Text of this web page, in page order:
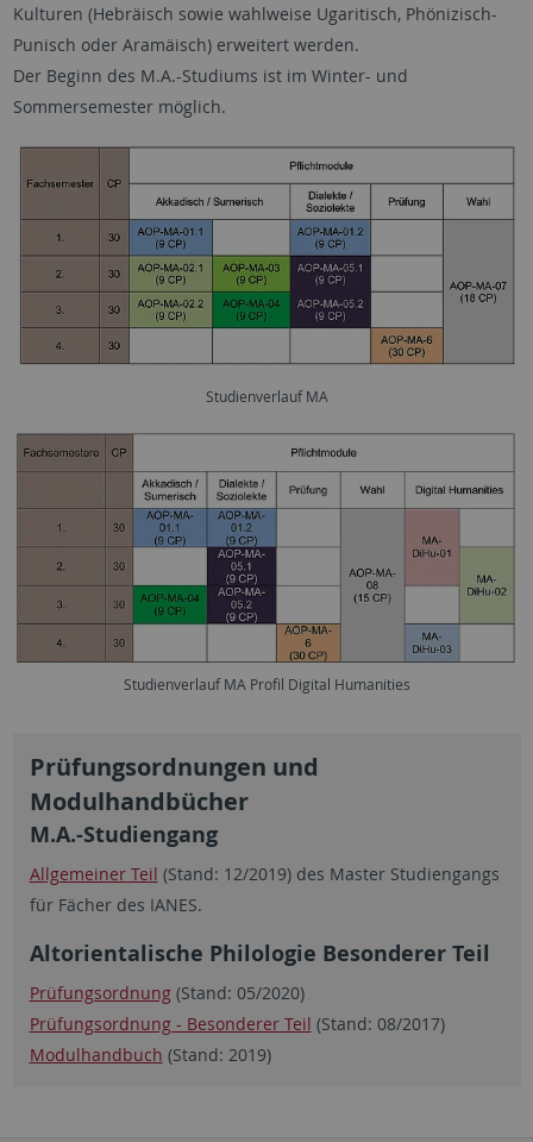
Kulturen (Hebräisch sowie wahlweise Ugaritisch, Phönizisch-
Punisch oder Aramäisch) erweitert werden.
Der Beginn des M.A.-Studiums ist im Winter- und
Sommersemester möglich.
Studienverlauf MA
Studienverlauf MA Profil Digital Humanities
Prüfungsordnungen und
Modulhandbücher
M.A.-Studiengang
Allgemeiner Teil (Stand: 12/2019) des Master Studiengangs
für Fächer des IANES.
Altorientalische Philologie Besonderer Teil
Prüfungsordnung(Stand: 05/2020)
Prüfungsordnung - Besonderer Teil (Stand: 08/2017)
Modulhandbuch (Stand: 2019)